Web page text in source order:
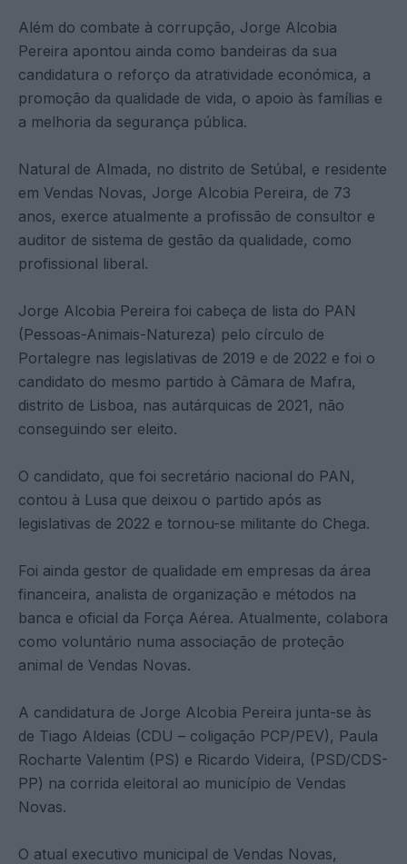
Além do combate à corrupção, Jorge Alcobia
Pereira apontou ainda como bandeiras da sua
candidatura o reforço da atratividade económica, a
promoção da qualidade de vida, o apoio às famílias e
a melhoria da segurança pública.
Natural de Almada, no distrito de Setúbal, e residente
em Vendas Novas, Jorge Alcobia Pereira, de 73
anos, exerce atualmente a profissão de consultor e
auditor de sistema de gestão da qualidade, como
profissional liberal.
Jorge Alcobia Pereira foi cabeça de lista do PAN
(Pessoas-Animais-Natureza) pelo círculo de
Portalegre nas legislativas de 2019 e de 2022 e foi o
candidato do mesmo partido à Câmara de Mafra,
distrito de Lisboa, nas autárquicas de 2021, não
conseguindo ser eleito.
O candidato, que foi secretário nacional do PAN,
contou à Lusa que deixou o partido após as
legislativas de 2022 e tornou-se militante do Chega.
Foi ainda gestor de qualidade em empresas da área
financeira, analista de organização e métodos na
banca e oficial da Força Aérea. Atualmente, colabora
como voluntário numa associação de proteção
animal de Vendas Novas.
A candidatura de Jorge Alcobia Pereira junta-se às
de Tiago Aldeias (CDU – coligação PCP/PEV), Paula
Rocharte Valentim (PS) e Ricardo Videira, (PSD/CDS-
PP) na corrida eleitoral ao município de Vendas
Novas.
O atual executivo municipal de Vendas Novas,